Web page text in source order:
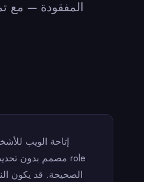
الصحيحة. قد يكون